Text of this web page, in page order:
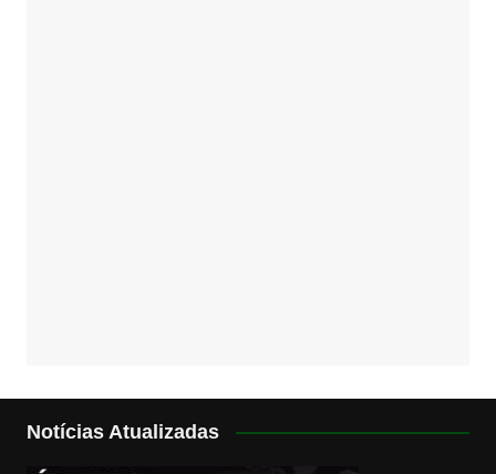
Notícias Atualizadas